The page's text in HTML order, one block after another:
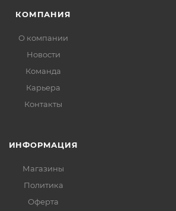
КОМПАНИЯ
О компании
Новости
Команда
Карьера
Контакты
ИНФОРМАЦИЯ
Магазины
Политика
Офертa